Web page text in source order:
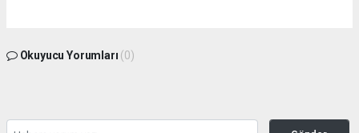
Okuyucu Yorumları (0)